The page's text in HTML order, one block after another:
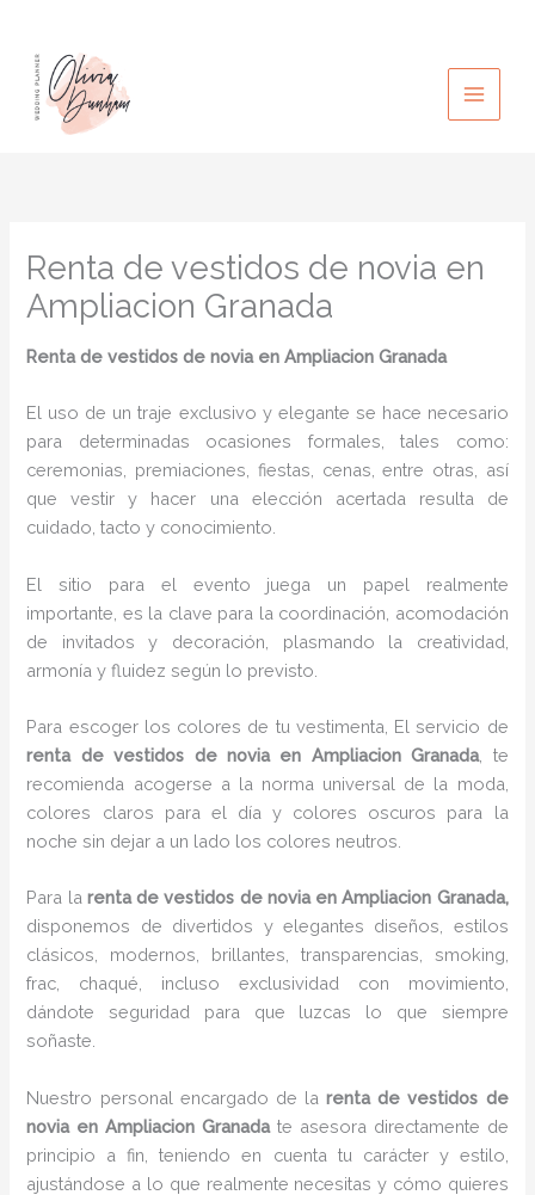
contenido
Renta de vestidos de novia en
Ampliacion Granada
Renta de vestidos de novia en Ampliacion Granada
El uso de un traje exclusivo y elegante se hace necesario
para determinadas ocasiones formales, tales como:
ceremonias, premiaciones, fiestas, cenas, entre otras, así
que vestir y hacer una elección acertada resulta de
cuidado, tacto y conocimiento.
El sitio para el evento juega un papel realmente
importante, es la clave para la coordinación, acomodación
de invitados y decoración, plasmando la creatividad,
armonía y fluidez según lo previsto.
Para escoger los colores de tu vestimenta, El servicio de
renta de vestidos de novia en Ampliacion Granada, te
recomienda acogerse a la norma universal de la moda,
colores claros para el día y colores oscuros para la
noche sin dejar a un lado los colores neutros.
Para la renta de vestidos de novia en Ampliacion Granada,
disponemos de divertidos y elegantes diseños, estilos
clásicos, modernos, brillantes, transparencias, smoking,
frac, chaqué, incluso exclusividad con movimiento,
dándote seguridad para que luzcas lo que siempre
soñaste.
Nuestro personal encargado de larenta de vestidos de
novia en Ampliacion Granadate asesora directamente de
principio a fin, teniendo en cuenta tu carácter y estilo,
ajustándose a lo que realmente necesitas y cómo quieres